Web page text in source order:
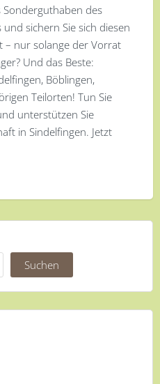
Sonderguthaben des
sichern Sie sich diesen
– nur solange der Vorrat
Und das Beste:
Böblingen,
Teilorten! Tun Sie
unterstützen Sie
in Sindelfingen. Jetzt
Suchen